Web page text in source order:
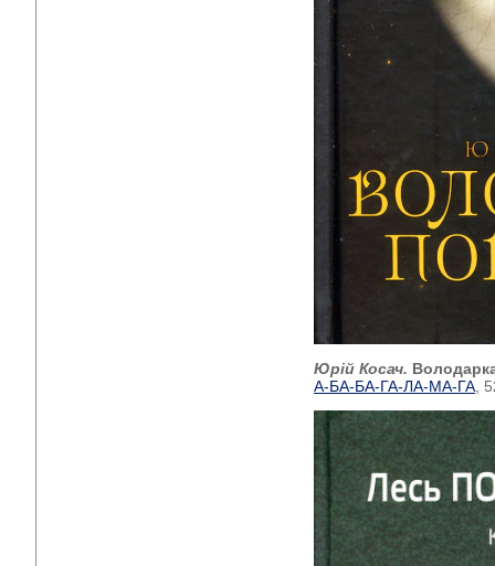
Юрій Косач.
А-БА-БА-ГА-ЛА-МА-ГА ,